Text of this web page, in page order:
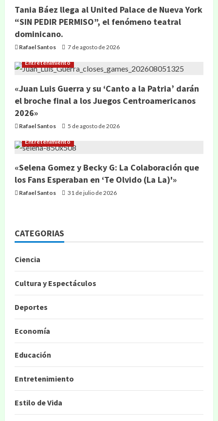
Tania Báez llega al United Palace de Nueva York
“SIN PEDIR PERMISO”, el fenómeno teatral
dominicano.
Rafael Santos 7 de agosto de 2026
Entretenimiento
«Juan Luis Guerra y su ‘Canto a la Patria’ darán
el broche final a los Juegos Centroamericanos
2026»
Rafael Santos 5 de agosto de 2026
Entretenimiento
«Selena Gomez y Becky G: La Colaboración que
los Fans Esperaban en ‘Te Olvido (La La)'»
Rafael Santos 31 de julio de 2026
CATEGORIAS
Ciencia
Cultura y Espectáculos
Deportes
Economía
Educación
Entretenimiento
Estilo de Vida